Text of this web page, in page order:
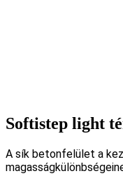
Softistep light
A sík betonfelület a